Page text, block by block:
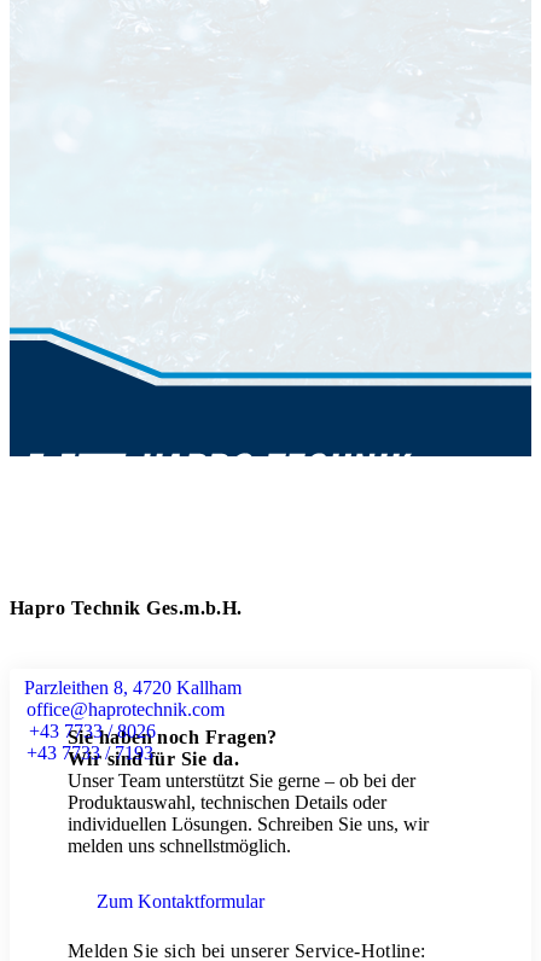
Hapro Technik Ges.m.b.H.
Parzleithen 8, 4720 Kallham
office@haprotechnik.com
+43 7733 / 8026
+43 7733 / 7193
Sie haben noch Fragen?
Wir sind für Sie da.
Unser Team unterstützt Sie gerne – ob bei der
Produktauswahl, technischen Details oder
individuellen Lösungen. Schreiben Sie uns, wir
melden uns schnellstmöglich.
Zum Kontaktformular
Melden Sie sich bei unserer Service-Hotline: